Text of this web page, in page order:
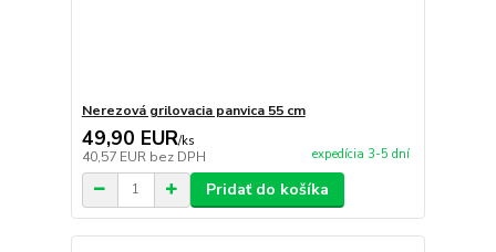
Nerezová grilovacia panvica 55 cm
49,90 EUR/ks
40,57 EUR bez DPH expedícia 3-5 dní
Pridať do košíka